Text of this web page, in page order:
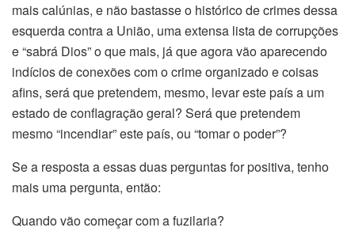
mais calúnias, e não bastasse o histórico de crimes dessa
esquerda contra a União, uma extensa lista de corrupções
e “sabrá Dios” o que mais, já que agora vão aparecendo
indícios de conexões com o crime organizado e coisas
afins, será que pretendem, mesmo, levar este país a um
estado de conflagração geral? Será que pretendem
mesmo “incendiar” este país, ou “tomar o poder”?
Se a resposta a essas duas perguntas for positiva, tenho
mais uma pergunta, então:
Quando vão começar com a fuzilaria?